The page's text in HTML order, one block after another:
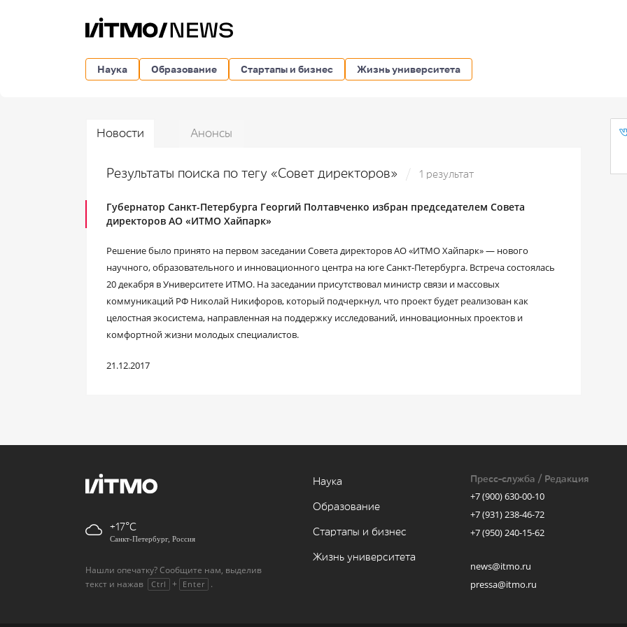
Наука Образование Стартапы и бизнес Жизнь университета
Новости Анонсы
Результаты поиска по тегу «Совет директоров» 1 результат
Губернатор Санкт-Петербурга Георгий Полтавченко избран председателем Совета
директоров АО «ИТМО Хайпарк»
Решение было принято на первом заседании Совета директоров АО «ИТМО Хайпарк» — нового
научного, образовательного и инновационного центра на юге Санкт-Петербурга. Встреча состоялась
20 декабря в Университете ИТМО. На заседании присутствовал министр связи и массовых
коммуникаций РФ Николай Никифоров, который подчеркнул, что проект будет реализован как
целостная экосистема, направленная на поддержку исследований, инновационных проектов и
комфортной жизни молодых специалистов.
21.12.2017
+17
Санкт-Петербург, Россия
Нашли опечатку? Сообщите нам, выделив
текст и нажав
Ctrl + Enter .
Наука
Образование
Стартапы и бизнес
Жизнь университета
Пресс-служба / Редакция
+7 (900) 630-00-10
+7 (931) 238-46-72
+7 (950) 240-15-62
news@itmo.ru
pressa@itmo.ru